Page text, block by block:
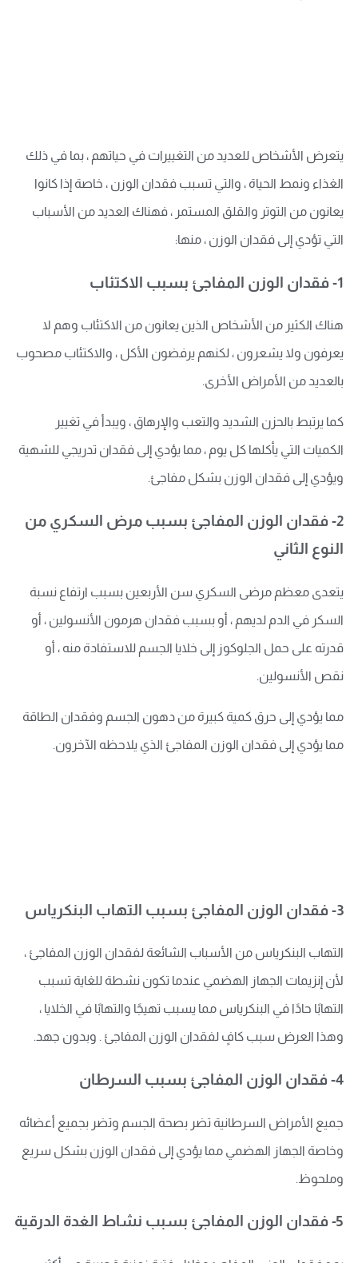
يتعرض الأشخاص للعديد من التغييرات في حياتهم ، بما في ذلك
الغذاء ونمط الحياة ، والتي تسبب فقدان الوزن ، خاصة إذا كانوا
يعانون من التوتر والقلق المستمر ، فهناك العديد من الأسباب
التي تؤدي إلى فقدان الوزن ، منها:
1- فقدان الوزن المفاجئ بسبب الاكتئاب
هناك الكثير من الأشخاص الذين يعانون من الاكتئاب وهم لا
يعرفون ولا يشعرون ، لكنهم يرفضون الأكل ، والاكتئاب مصحوب
بالعديد من الأمراض الأخرى.
كما يرتبط بالحزن الشديد والتعب والإرهاق ، ويبدأ في تغيير
الكميات التي يأكلها كل يوم ، مما يؤدي إلى فقدان تدريجي للشهية
ويؤدي إلى فقدان الوزن بشكل مفاجئ.
2- فقدان الوزن المفاجئ بسبب مرض السكري من
النوع الثاني
يتعدى معظم مرضى السكري سن الأربعين بسبب ارتفاع نسبة
السكر في الدم لديهم ، أو بسبب فقدان هرمون الأنسولين ، أو
قدرته على حمل الجلوكوز إلى خلايا الجسم للاستفادة منه ، أو
نقص الأنسولين.
مما يؤدي إلى حرق كمية كبيرة من دهون الجسم وفقدان الطاقة
مما يؤدي إلى فقدان الوزن المفاجئ الذي يلاحظه الآخرون.
3- فقدان الوزن المفاجئ بسبب التهاب البنكرياس
التهاب البنكرياس من الأسباب الشائعة لفقدان الوزن المفاجئ ،
لأن إنزيمات الجهاز الهضمي عندما تكون نشطة للغاية تسبب
التهابًا حادًا في البنكرياس مما يسبب تهيجًا والتهابًا في الخلايا ،
وهذا العرض سبب كافٍ لفقدان الوزن المفاجئ . وبدون جهد.
4- فقدان الوزن المفاجئ بسبب السرطان
جميع الأمراض السرطانية تضر بصحة الجسم وتضر بجميع أعضائه
وخاصة الجهاز الهضمي مما يؤدي إلى فقدان الوزن بشكل سريع
وملحوظ.
5- فقدان الوزن المفاجئ بسبب نشاط الغدة الدرقية